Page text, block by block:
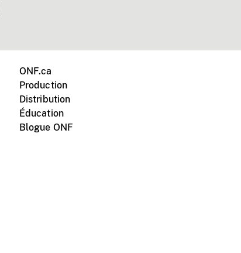
ONF.ca
Production
Distribution
Éducation
Blogue ONF